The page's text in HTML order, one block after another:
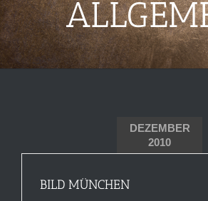
DEZEMBER
2010
BILD MÜNCHEN